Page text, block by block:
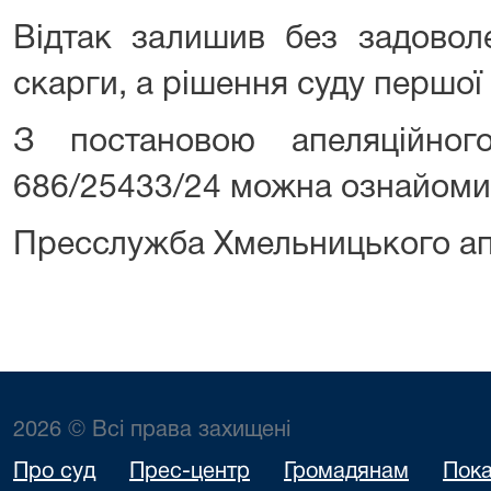
Відтак залишив без
скарги, а рішення суду першої
З постановою
686/25433/24 можна
Пресслужба Хмельницького
2026 © Всі права захищені
Про суд Прес-центр Громадянам